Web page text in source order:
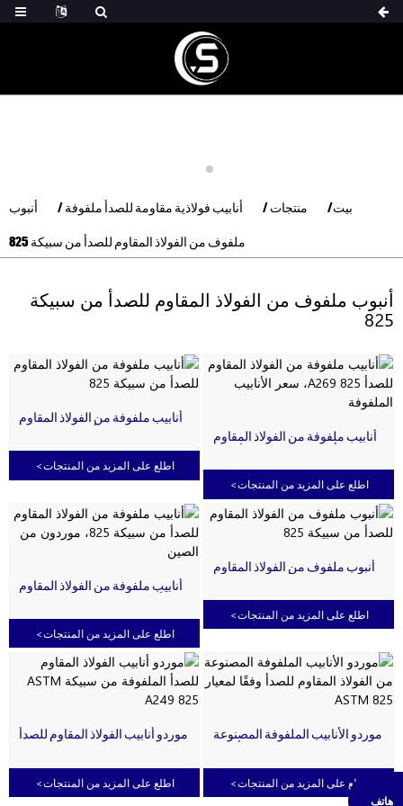
بيت منتجات أنابيب فولاذية مقاومة للصدأ ملفوفة أنبوب
ملفوف من الفولاذ المقاوم للصدأ من سبيكة 825
أنبوب ملفوف من الفولاذ المقاوم للصدأ من سبيكة
825
أنابيب ملفوفة من الفولاذ المقاوم
اطلع على المزيد من المنتجات>
أنابيب ملفوفة من الفولاذ المقاوم
اطلع على المزيد من المنتجات>
أنبوب ملفوف من الفولاذ المقاوم
اطلع على المزيد من المنتجات>
أنابيب ملفوفة من الفولاذ المقاوم
اطلع على المزيد من المنتجات>
موردو الأنابيب الملفوفة المصنوعة
اطلع على المزيد من المنتجات>
موردو أنابيب الفولاذ المقاوم للصدأ
اطلع على المزيد من المنتجات>
هاتف